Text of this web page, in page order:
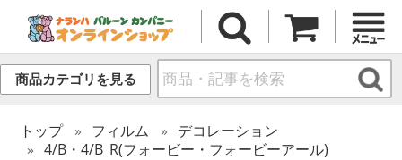
商品カテゴリを見る
トップ フィルム
デコレーション
4/B・4/B_R(フォービー・フォービーアール)